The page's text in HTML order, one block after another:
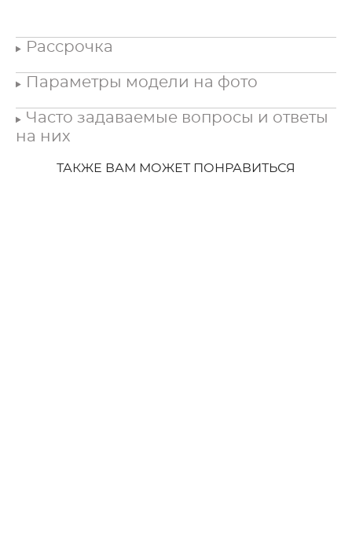
Рассрочка
Параметры модели на фото
Часто задаваемые вопросы и ответы
на них
ТАКЖЕ ВАМ МОЖЕТ ПОНРАВИТЬСЯ